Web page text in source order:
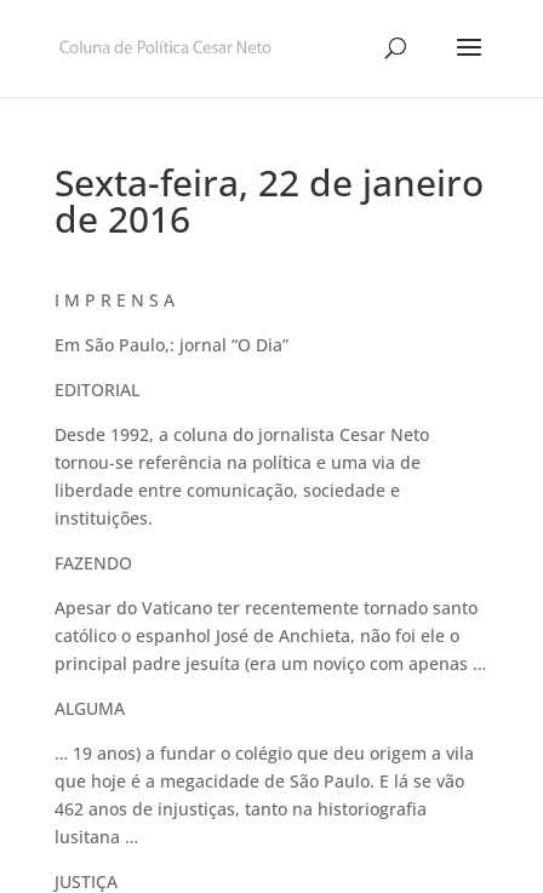
Sexta-feira, 22 de janeiro
de 2016
I M P R E N S A
Em São Paulo,: jornal “O Dia”
EDITORIAL
Desde 1992, a coluna do jornalista Cesar Neto
tornou-se referência na política e uma via de
liberdade entre comunicação, sociedade e
instituições.
FAZENDO
Apesar do Vaticano ter recentemente tornado santo
católico o espanhol José de Anchieta, não foi ele o
principal padre jesuíta (era um noviço com apenas …
ALGUMA
… 19 anos) a fundar o colégio que deu origem a vila
que hoje é a megacidade de São Paulo. E lá se vão
462 anos de injustiças, tanto na historiografia
lusitana …
JUSTIÇA